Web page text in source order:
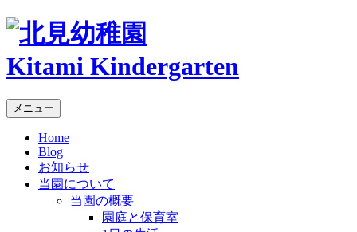
Kitami Kindergarten
メニュー
Home
Blog
お知らせ
当園について
当園の概要
園庭と保育室